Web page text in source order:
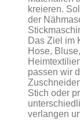
kreieren.
der
Das Ziel im
Hose,
passen wir
Stich oder
verlangen